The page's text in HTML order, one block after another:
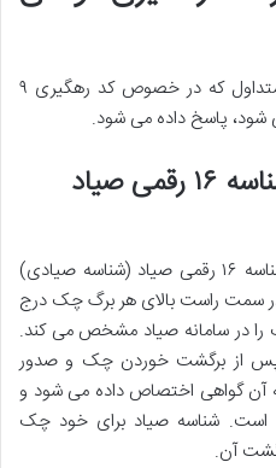
در ادامه، به برخی از پرسش های متداول که در خصوص کد رهگیری ۹
پاسخ داده می شود.
آیا کد رهگیری همان شناسه ۱۶ رقمی صیاد
خیر، این دو با هم تفاوت دارند. شناسه ۱۶ رقمی صیاد (شناسه صیادی)
سمت راست بالای هر برگ چک درج
در سامانه صیاد مشخص می کند.
رهگیری ۹ رقمی، پس از برگشت خوردن چک و صدور
آن گواهی اختصاص داده می شود و
است. شناسه صیاد برای خود چک
آن.